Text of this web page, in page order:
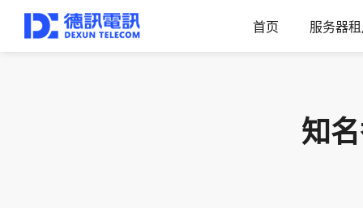
首页 服务器
知